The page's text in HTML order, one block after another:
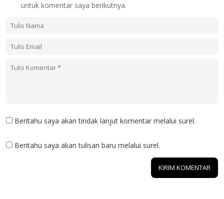
untuk komentar saya berikutnya.
Beritahu saya akan tindak lanjut komentar melalui surel.
Beritahu saya akan tulisan baru melalui surel.